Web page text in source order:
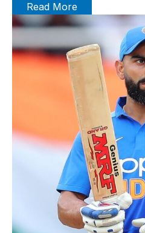
Read More